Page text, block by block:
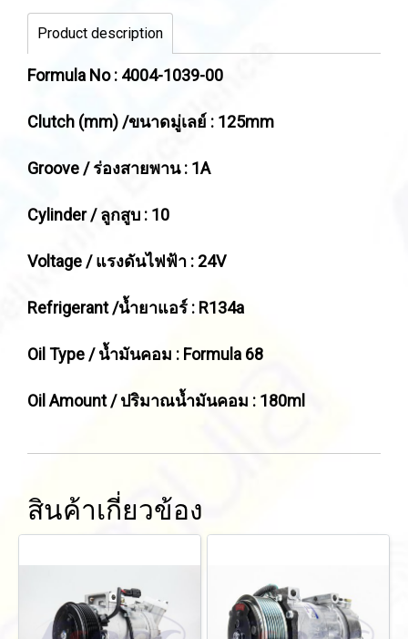
Product description
Formula No : 4004-1039-00
Clutch (mm) /ขนาดมู่เลย์ : 125mm
Groove / ร่องสายพาน : 1A
Cylinder / ลูกสูบ : 10
Voltage / แรงดันไฟฟ้า : 24V
Refrigerant /น้ำยาแอร์ : R134a
Oil Type / น้ำมันคอม : Formula 68
Oil Amount / ปริมาณน้ำมันคอม : 180ml
สินค้าเกี่ยวข้อง